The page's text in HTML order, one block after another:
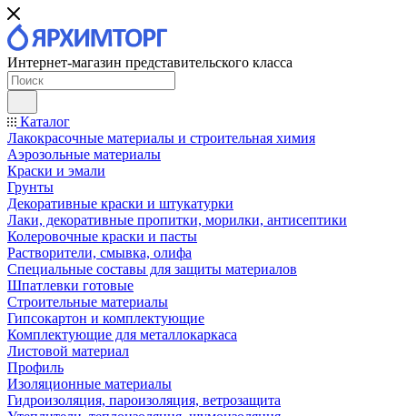
Интернет-магазин представительского класса
Каталог
Лакокрасочные материалы и строительная химия
Аэрозольные материалы
Краски и эмали
Грунты
Декоративные краски и штукатурки
Лаки, декоративные пропитки, морилки, антисептики
Колеровочные краски и пасты
Растворители, смывка, олифа
Специальные составы для защиты материалов
Шпатлевки готовые
Строительные материалы
Гипсокартон и комплектующие
Комплектующие для металлокаркаса
Листовой материал
Профиль
Изоляционные материалы
Гидроизоляция, пароизоляция, ветрозащита